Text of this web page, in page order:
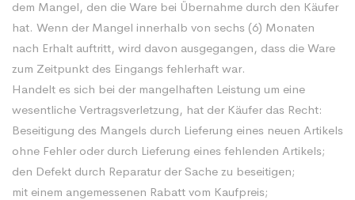
dem Mangel, den die Ware bei Übernahme durch den Käufer
hat. Wenn der Mangel innerhalb von sechs (6) Monaten
nach Erhalt auftritt, wird davon ausgegangen, dass die Ware
zum Zeitpunkt des Eingangs fehlerhaft war.
Handelt es sich bei der mangelhaften Leistung um eine
wesentliche Vertragsverletzung, hat der Käufer das Recht:
Beseitigung des Mangels durch Lieferung eines neuen Artikels
ohne Fehler oder durch Lieferung eines fehlenden Artikels;
den Defekt durch Reparatur der Sache zu beseitigen;
mit einem angemessenen Rabatt vom Kaufpreis;